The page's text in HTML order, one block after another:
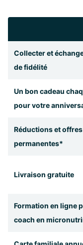
Collecter et
de fidélité
Un bon cadeau
pour votre
Réductions et offres
permanentes*
Livraison gratuite
Formation en ligne
coach en